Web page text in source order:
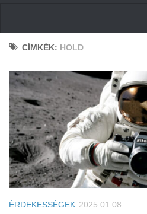
Hírek
Cikkek
Szoftver
Firmware
Tudástár
Tanácsok
Érdekességek
CÍMKÉK: HOLD
ÉRDEKESSÉGEK 2025.01.08